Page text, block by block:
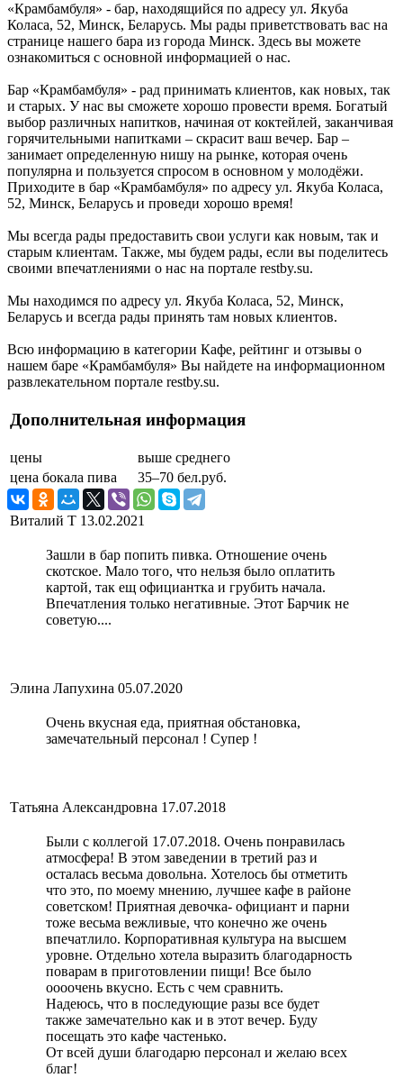
«Крамбамбуля» - бар, находящийся по адресу ул. Якуба
Коласа, 52, Минск, Беларусь. Мы рады приветствовать вас на
странице нашего бара из города Минск. Здесь вы можете
ознакомиться с основной информацией о нас.
Бар «Крамбамбуля» - рад принимать клиентов, как новых, так
и старых. У нас вы сможете хорошо провести время. Богатый
выбор различных напитков, начиная от коктейлей, заканчивая
горячительными напитками – скрасит ваш вечер. Бар –
занимает определенную нишу на рынке, которая очень
популярна и пользуется спросом в основном у молодёжи.
Приходите в бар «Крамбамбуля» по адресу ул. Якуба Коласа,
52, Минск, Беларусь и проведи хорошо время!
Мы всегда рады предоставить свои услуги как новым, так и
старым клиентам. Также, мы будем рады, если вы поделитесь
своими впечатлениями о нас на портале restby.su.
Мы находимся по адресу ул. Якуба Коласа, 52, Минск,
Беларусь и всегда рады принять там новых клиентов.
Всю информацию в категории Кафе, рейтинг и отзывы о
нашем баре «Крамбамбуля» Вы найдете на информационном
развлекательном портале restby.su.
Дополнительная информация
цены
выше среднего
цена бокала пива
35–70 бел.руб.
Виталий Т 13.02.2021
Зашли в бар попить пивка. Отношение очень
скотское. Мало того, что нельзя было оплатить
картой, так ещ официантка и грубить начала.
Впечатления только негативные. Этот Барчик не
советую....
Элина Лапухина 05.07.2020
Очень вкусная еда, приятная обстановка,
замечательный персонал ! Супер !
Татьяна Александровна 17.07.2018
Были с коллегой 17.07.2018. Очень понравилась
атмосфера! В этом заведении в третий раз и
осталась весьма довольна. Хотелось бы отметить
что это, по моему мнению, лучшее кафе в районе
советском! Приятная девочка- официант и парни
тоже весьма вежливые, что конечно же очень
впечатлило. Корпоративная культура на высшем
уровне. Отдельно хотела выразить благодарность
поварам в приготовлении пищи! Все было
оооочень вкусно. Есть с чем сравнить.
Надеюсь, что в последующие разы все будет
также замечательно как и в этот вечер. Буду
посещать это кафе частенько.
От всей души благодарю персонал и желаю всех
благ!